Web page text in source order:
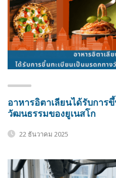
อาหารอิตาเลียนได้รับการ
วัฒนธรรมของยูเนสโก
22 ธันวาคม 2025